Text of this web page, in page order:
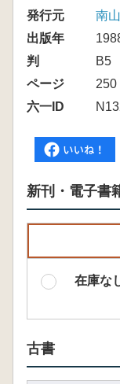
発行元
南
出版年
判
B5
ページ
250
六一ID
新刊・電子書
在庫な
古書